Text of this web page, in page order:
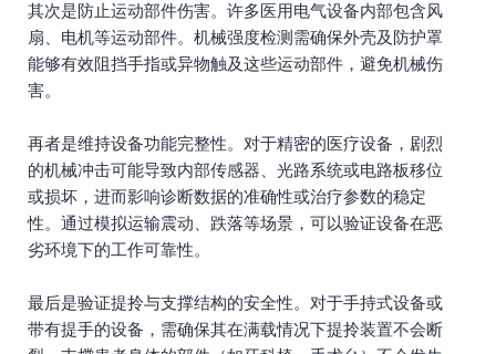
其次是防止运动部件伤害。许多医用电气设备内部包含风
扇、电机等运动部件。机械强度检测需确保外壳及防护罩
能够有效阻挡手指或异物触及这些运动部件，避免机械伤
害。
再者是维持设备功能完整性。对于精密的医疗设备，剧烈
的机械冲击可能导致内部传感器、光路系统或电路板移位
或损坏，进而影响诊断数据的准确性或治疗参数的稳定
性。通过模拟运输震动、跌落等场景，可以验证设备在恶
劣环境下的工作可靠性。
最后是验证提拎与支撑结构的安全性。对于手持式设备或
带有提手的设备，需确保其在满载情况下提拎装置不会断